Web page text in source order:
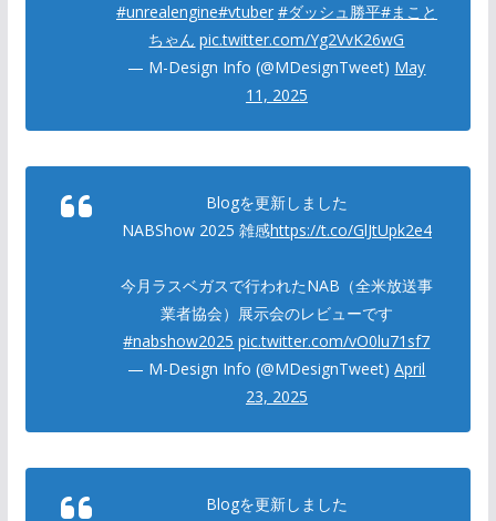
#unrealengine#vtuber #ダッシュ勝平#まこと
ちゃん pic.twitter.com/Yg2VvK26wG
— M-Design Info (@MDesignTweet) May
11, 2025
Blogを更新しました
NABShow 2025 雑感https://t.co/GlJtUpk2e4
今月ラスベガスで行われたNAB（全米放送事
業者協会）展示会のレビューです
#nabshow2025 pic.twitter.com/vO0lu71sf7
— M-Design Info (@MDesignTweet)April
23, 2025
Blogを更新しました